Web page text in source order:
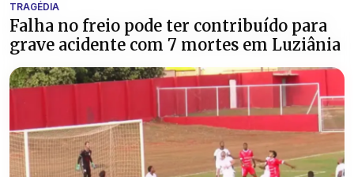
TRAGÉDIA
Falha no freio pode ter contribuído para
grave acidente com 7 mortes em Luziânia